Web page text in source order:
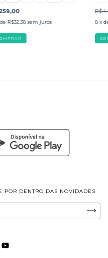
R$32,38 sem juros 8 x
POR DENTRO DAS NOVIDADES